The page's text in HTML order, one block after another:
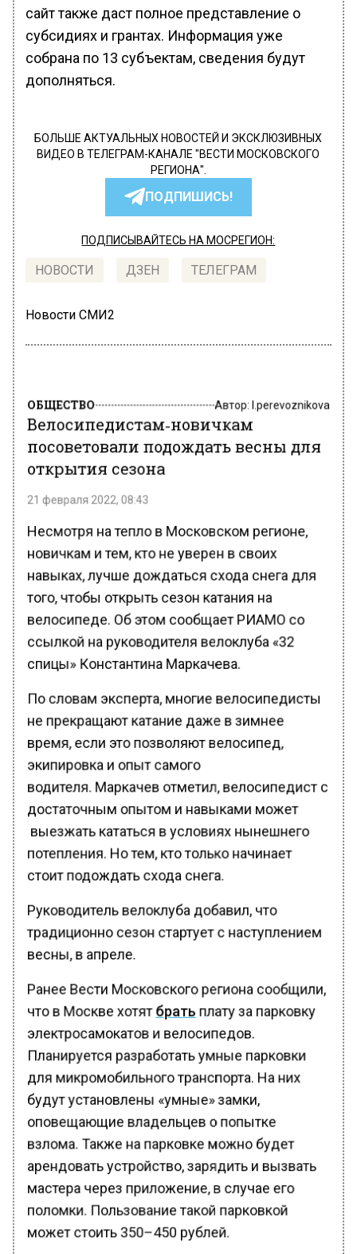
сайт также даст полное представление о
субсидиях и грантах. Информация уже
собрана по 13 субъектам, сведения будут
дополняться.
БОЛЬШЕ АКТУАЛЬНЫХ НОВОСТЕЙ И ЭКСКЛЮЗИВНЫХ
ВИДЕО В ТЕЛЕГРАМ-КАНАЛЕ "ВЕСТИ МОСКОВСКОГО
РЕГИОНА".
ПОДПИШИСЬ!
ПОДПИСЫВАЙТЕСЬ НА МОСРЕГИОН:
НОВОСТИ ДЗЕН ТЕЛЕГРАМ
Новости СМИ2
ОБЩЕСТВО Автор:l.perevoznikova
Велосипедистам‑новичкам
посоветовали подождать весны для
открытия сезона
21 февраля 2022, 08:43
Несмотря на тепло в Московском регионе,
новичкам и тем, кто не уверен в своих
навыках, лучше дождаться схода снега для
того, чтобы открыть сезон катания на
велосипеде. Об этом сообщает РИАМО со
ссылкой на руководителя велоклуба «32
спицы» Константина Маркачева.
По словам эксперта, многие велосипедисты
не прекращают катание даже в зимнее
время, если это позволяют велосипед,
экипировка и опыт самого
водителя. Маркачев отметил, велосипедист с
достаточным опытом и навыками может
выезжать кататься в условиях нынешнего
потепления. Но тем, кто только начинает
стоит подождать схода снега.
Руководитель велоклуба добавил, что
традиционно сезон стартует с наступлением
весны, в апреле.
Ранее Вести Московского региона сообщили,
что в Москве хотятбрать плату за парковку
электросамокатов и велосипедов.
Планируется разработать умные парковки
для микромобильного транспорта. На них
будут установлены «умные» замки,
оповещающие владельцев о попытке
взлома. Также на парковке можно будет
арендовать устройство, зарядить и вызвать
мастера через приложение, в случае его
поломки. Пользование такой парковкой
может стоить 350–450 рублей.